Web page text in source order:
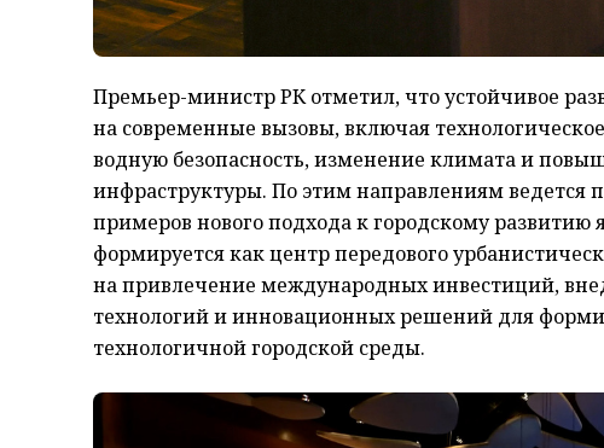
Премьер-министр РК отметил, что устойчивое
на современные вызовы, включая
водную безопасность, изменение климата и
инфраструктуры. По этим направлениям ведется
примеров нового подхода к городскому развитию
формируется как центр передового
на привлечение международных инвестиций,
технологий и инновационных решений для
технологичной городской среды.